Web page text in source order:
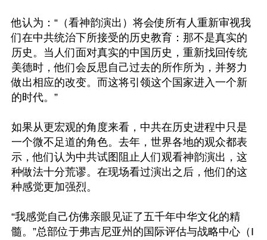
他认为：“（看神韵演出）将会使所有人重新审视我
们在中共统治下所接受的历史教育：那不是真实的
历史。当人们面对真实的中国历史，重新找回传统
美德时，他们会反思自己过去的所作所为，并努力
做出相应的改变。而这将引领这个国家进入一个新
的时代。”
如果从更宏观的角度来看，中共在历史进程中只是
一个微不足道的角色。去年，世界各地的观众都表
示，他们认为中共试图阻止人们观看神韵演出，这
种做法十分荒谬。在现场看过演出之后，他们的这
种感觉更加强烈。
“我感觉自己仿佛亲眼见证了五千年中华文化的精
髓。”总部位于弗吉尼亚州的国际评估与战略中心（I